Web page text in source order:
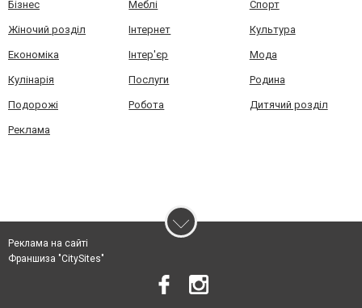
Бізнес Меблі Спорт
Жіночий розділ Інтернет Культура
Економіка Інтер'єр Мода
Кулінарія Послуги Родина
Подорожі Робота Дитячий розділ
Реклама
Реклама на сайті
Франшиза "CitySites"